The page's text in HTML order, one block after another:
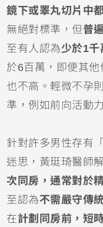
鏡下或睪丸切片中
無絕對標準，但普
至有人認為少於1千
於6百萬，即便其
也不高。輕微不孕
準，例如前向活動
針對許多男性存有「
迷思，黃珽琦醫師
次同房，通常對於
至認為不需嚴守傳
在計劃同房前，短